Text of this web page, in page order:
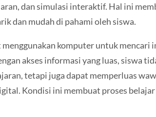
dan simulasi interaktif. Hal ini
dan mudah di pahami oleh siswa.
menggunakan komputer untuk mencari
akses informasi yang luas, siswa
tetapi juga dapat memperluas
Kondisi ini membuat proses